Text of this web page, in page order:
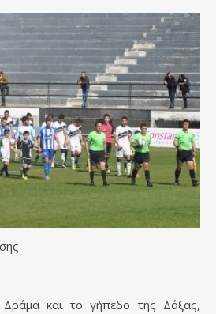
και το γήπεδο της Δόξας,